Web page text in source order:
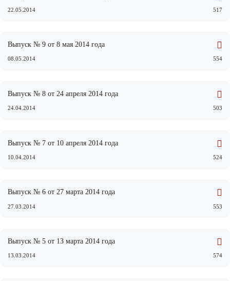
22.05.2014 517
Выпуск № 9 от 8 мая 2014 года
08.05.2014 554
Выпуск № 8 от 24 апреля 2014 года
24.04.2014 503
Выпуск № 7 от 10 апреля 2014 года
10.04.2014 524
Выпуск № 6 от 27 марта 2014 года
27.03.2014 553
Выпуск № 5 от 13 марта 2014 года
13.03.2014 574